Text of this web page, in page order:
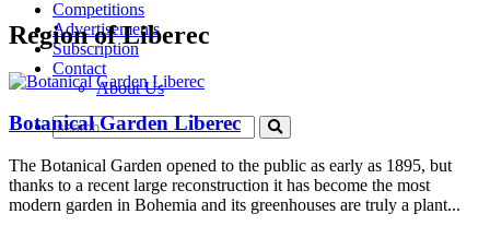
Competitions
Advertisements
Subscription
Contact
About Us
Region of Liberec
Botanical Garden Liberec
The Botanical Garden opened to the public as early as 1895, but
thanks to a recent large reconstruction it has become the most
modern garden in Bohemia and its greenhouses are truly a plant...